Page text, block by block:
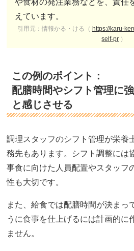
や食材の発注業務などを、責任
えています。
引用元：情報かる・ける（ https://karu-
self-pr ）
この例のポイント：
配膳時間やシフト管理に
と感じさせる
調理スタッフのシフト管理が栄養
務先もあります。シフト調整には
事食に向けた人員配置やスタッフ
性も大切です。
また、給食では配膳時間が決まっ
うに食事を仕上げるには計画的に
ません。